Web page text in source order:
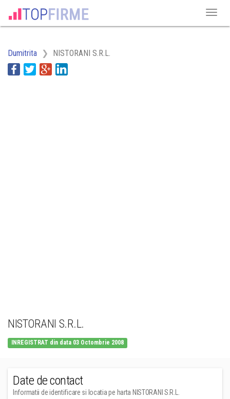
Dumitrita NISTORANI S.R.L.
NISTORANI S.R.L.
INREGISTRAT din data 03 Octombrie 2008
Date de contact
Informatii de identificare si locatia pe harta NISTORANI S.R.L.